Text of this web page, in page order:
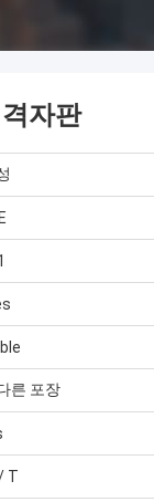
자판
른 포장
T